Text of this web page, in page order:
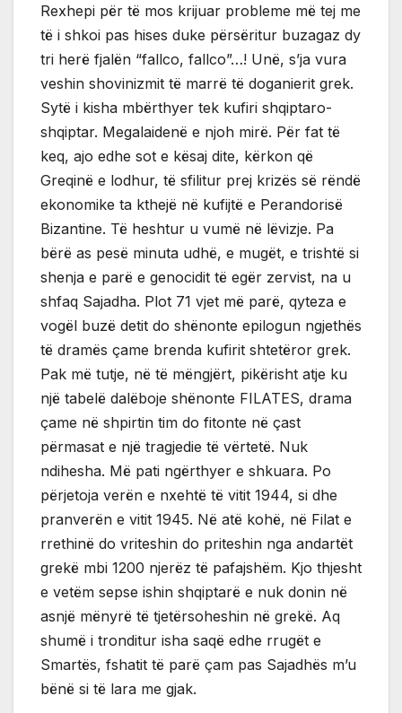
Rexhepi për të mos krijuar probleme më tej me
të i shkoi pas hises duke përsëritur buzagaz dy
tri herë fjalën “fallco, fallco”…! Unë, s’ja vura
veshin shovinizmit të marrë të doganierit grek.
Sytë i kisha mbërthyer tek kufiri shqiptaro-
shqiptar. Megalaidenë e njoh mirë. Për fat të
keq, ajo edhe sot e kësaj dite, kërkon që
Greqinë e lodhur, të sfilitur prej krizës së rëndë
ekonomike ta kthejë në kufijtë e Perandorisë
Bizantine. Të heshtur u vumë në lëvizje. Pa
bërë as pesë minuta udhë, e mugët, e trishtë si
shenja e parë e genocidit të egër zervist, na u
shfaq Sajadha. Plot 71 vjet më parë, qyteza e
vogël buzë detit do shënonte epilogun ngjethës
të dramës çame brenda kufirit shtetëror grek.
Pak më tutje, në të mëngjërt, pikërisht atje ku
një tabelë dalëboje shënonte FILATES, drama
çame në shpirtin tim do fitonte në çast
përmasat e një tragjedie të vërtetë. Nuk
ndihesha. Më pati ngërthyer e shkuara. Po
përjetoja verën e nxehtë të vitit 1944, si dhe
pranverën e vitit 1945. Në atë kohë, në Filat e
rrethinë do vriteshin do priteshin nga andartët
grekë mbi 1200 njerëz të pafajshëm. Kjo thjesht
e vetëm sepse ishin shqiptarë e nuk donin në
asnjë mënyrë të tjetërsoheshin në grekë. Aq
shumë i tronditur isha saqë edhe rrugët e
Smartës, fshatit të parë çam pas Sajadhës m’u
bënë si të lara me gjak.